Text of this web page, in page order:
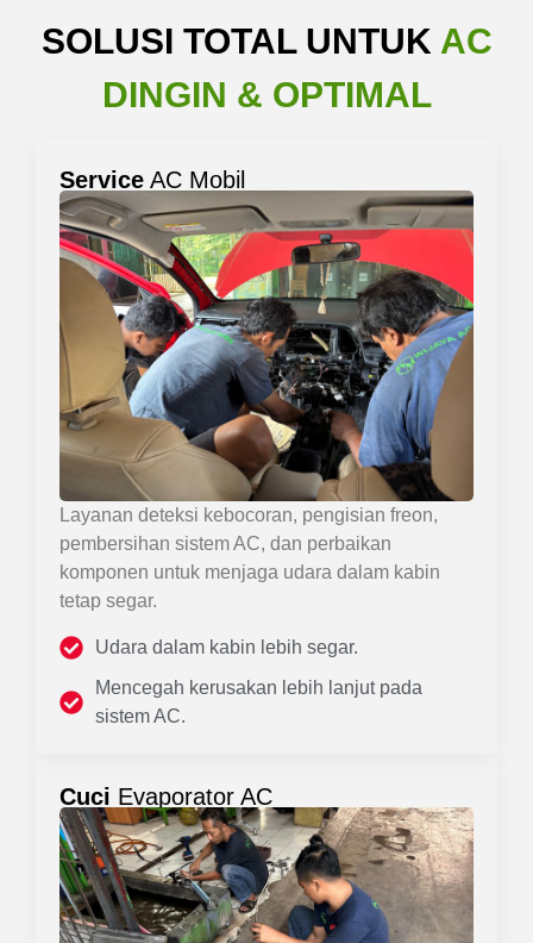
SOLUSI TOTAL UNTUK AC
DINGIN & OPTIMAL
Service AC Mobil
Layanan deteksi kebocoran, pengisian freon,
pembersihan sistem AC, dan perbaikan
komponen untuk menjaga udara dalam kabin
tetap segar.
Udara dalam kabin lebih segar.
Mencegah kerusakan lebih lanjut pada
sistem AC.
Cuci Evaporator AC